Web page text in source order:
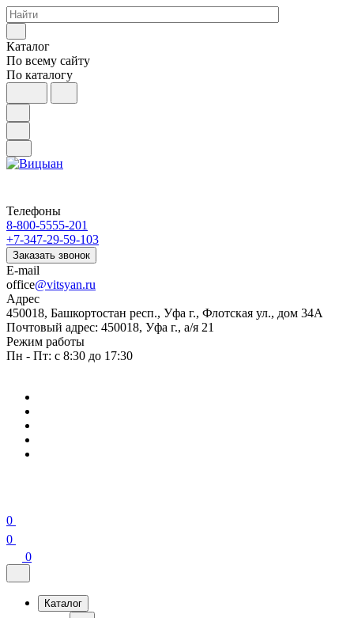
Каталог
По всему сайту
По каталогу
Телефоны
8-800-5555-201
+7-347-29-59-103
Заказать звонок
E-mail
office@vitsyan.ru
Адрес
450018, Башкортостан респ., Уфа г., Флотская ул., дом 34А
Почтовый адрес: 450018, Уфа г., а/я 21
Режим работы
Пн - Пт: с 8:30 до 17:30
0
0
0
Каталог